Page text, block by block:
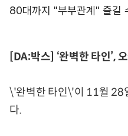
[DA:박스] ‘완벽한 타인’,
\'완벽한 타인\'이 11월 28
다.